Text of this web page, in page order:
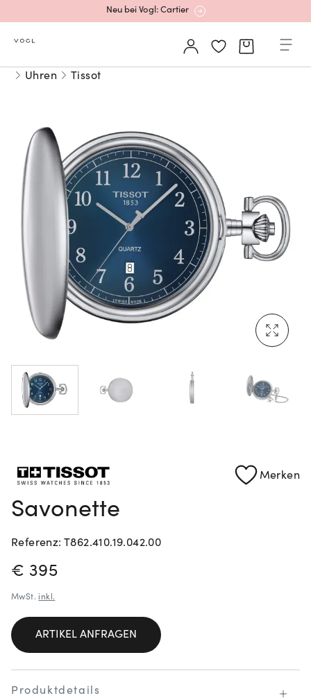
Neu bei Vogl: Cartier
Mehr erfahren: Ikonische Uhren von Cartier
Rolex Certified Pre-Owned entdecken
Neu bei Vogl: Uhren von Grand Seiko
Neu bei Vogl: Cartier
Mehr erfahren: Ikonische Uhren von Cartier
Rolex Certified Pre-Owned entdecken
Uhren Tissot
Merken
Savonette
Referenz: T862.410.19.042.00
PREISINFORMATIONEN
€ 395
MwSt. inkl.
ARTIKEL ANFRAGEN
Produktdetails